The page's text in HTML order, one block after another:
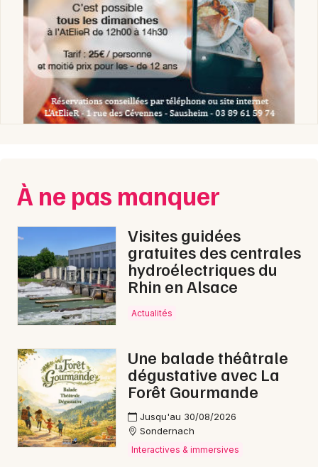
À ne pas manquer
Visites guidées
gratuites des centrales
hydroélectriques du
Rhin en Alsace
Actualités
Une balade théâtrale
dégustative avec La
Forêt Gourmande
Jusqu'au 30/08/2026
Sondernach
Interactives & immersives